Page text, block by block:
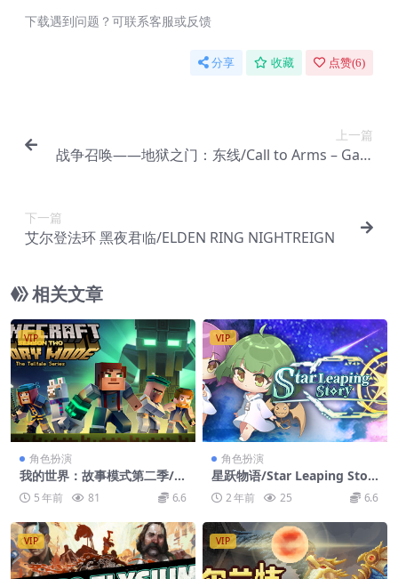
下载遇到问题？可联系客服或反馈
分享 收藏 点赞(6)
上一篇
战争召唤——地狱之门：东线/Call to Arms – Gate
下一篇
艾尔登法环 黑夜君临/ELDEN RING NIGHTREIGN
相关文章
VIP
角色扮演
我的世界：故事模式第二季/M
inecraft: Story Mode – Seas
on Two
5 年前 81 6.6
VIP
角色扮演
星跃物语/Star Leaping Stor
y 2 年前 25 6.6
VIP VIP